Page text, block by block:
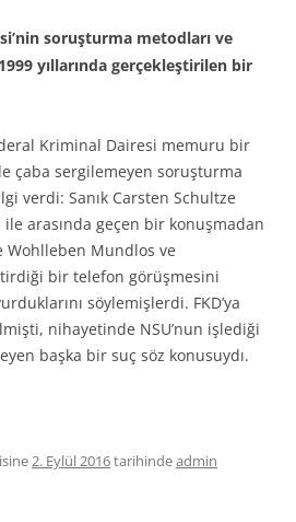
soruşturma metodları ve
yıllarında gerçekleştirilen bir
Kriminal Dairesi memuru bir
çaba sergilemeyen soruşturma
verdi: Sanık Carsten Schultze
arasında geçen bir konuşmadan
Wohlleben Mundlos ve
bir telefon görüşmesini
söylemişlerdi. FKD’ya
nihayetinde NSU’nun işlediği
başka bir suç söz konusuydı.
2. Eylül 2016tarihindeadmin